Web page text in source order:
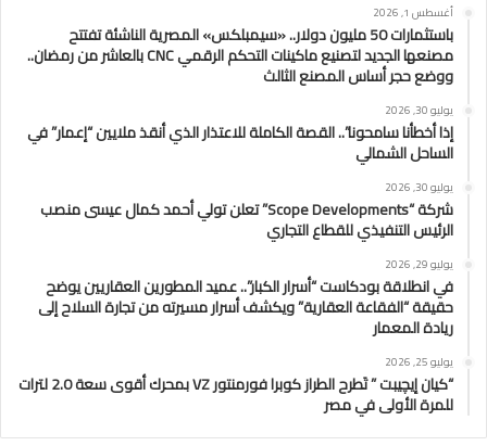
أغسطس 1, 2026
باستثمارات 50 مليون دولار.. «سيمبلكس» المصرية الناشئة تفتتح
مصنعها الجديد لتصنيع ماكينات التحكم الرقمي CNC بالعاشر من رمضان..
ووضع حجر أساس المصنع الثالث
يوليو 30, 2026
إذا أخطأنا سامحونا”.. القصة الكاملة للاعتذار الذي أنقذ ملايين “إعمار” في
الساحل الشمالي
يوليو 30, 2026
شركة “Scope Developments” تعلن تولي أحمد كمال عيسى منصب
الرئيس التنفيذي للقطاع التجاري
يوليو 29, 2026
في انطلاقة بودكاست “أسرار الكبار”.. عميد المطورين العقاريين يوضح
حقيقة “الفقاعة العقارية” ويكشف أسرار مسيرته من تجارة السلاح إلى
ريادة المعمار
يوليو 25, 2026
“كيان إيچيبت ” تَطرح الطراز كوبرا فورمنتور VZ بمحرك أقوى سعة 2.0 لترات
للمرة الأولى في مصر